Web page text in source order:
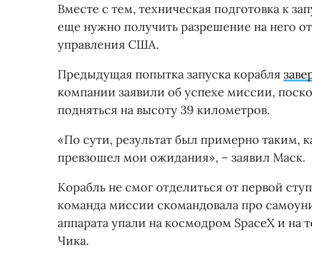
Вместе с тем, техническая подготовка к
еще нужно получить разрешение на него
управления США.
Предыдущая попытка запуска корабля
компании заявили об успехе миссии,
подняться на высоту 39 километров.
«По сути, результат был примерно таким,
превзошел мои ожидания», – заявил Маск.
Корабль не смог отделиться от первой
команда миссии скомандовала про
аппарата упали на космодром SpaceX и на
Чика.